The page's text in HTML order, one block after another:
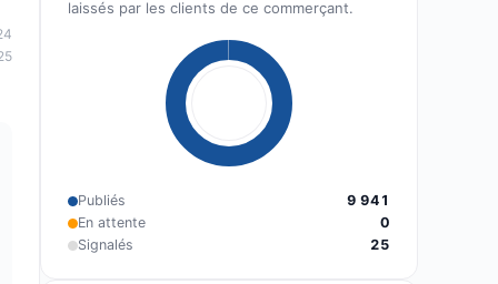
laissés par les clients de ce commerçant.
Publiés
9 941
En attente
0
Signalés
25